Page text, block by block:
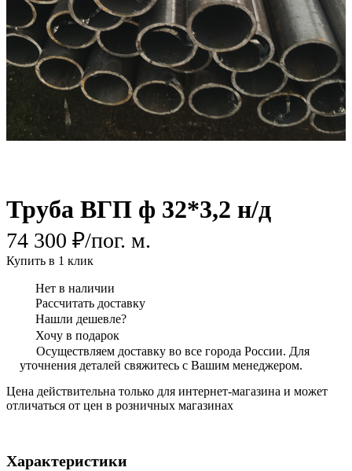
Труба ВГП ф 32*3,2 н/д
74 300 ₽/пог. м.
Купить в 1 клик
Нет в наличии
Рассчитать доставку
Нашли дешевле?
Хочу в подарок
Осуществляем доставку во все города России. Для
уточнения деталей свяжитесь с Вашим менеджером.
Цена действительна только для интернет-магазина и может
отличаться от цен в розничных магазинах
Характеристики